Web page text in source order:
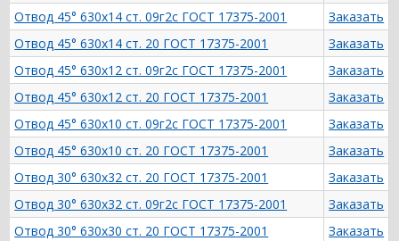
Отвод 45° 630х14 ст. 09г2с ГОСТ 17375-2001
Заказать
Отвод 45° 630х14 ст. 20 ГОСТ 17375-2001
Заказать
Отвод 45° 630х12 ст. 09г2с ГОСТ 17375-2001
Заказать
Отвод 45° 630х12 ст. 20 ГОСТ 17375-2001
Заказать
Отвод 45° 630х10 ст. 09г2с ГОСТ 17375-2001
Заказать
Отвод 45° 630х10 ст. 20 ГОСТ 17375-2001
Заказать
Отвод 30° 630х32 ст. 20 ГОСТ 17375-2001
Заказать
Отвод 30° 630х32 ст. 09г2с ГОСТ 17375-2001
Заказать
Отвод 30° 630х30 ст. 20 ГОСТ 17375-2001
Заказать